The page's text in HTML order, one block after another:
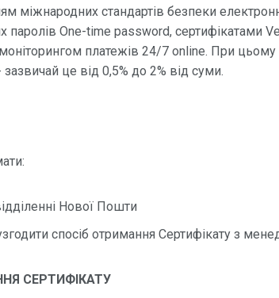
міжнародних стандартів безпеки
паролів One-time password, сертифікатами
платежів 24/7 online. При
це від 0,5% до 2% від суми.
Нової Пошти
спосіб отримання Сертифікату з
СЕРТИФІКАТУ